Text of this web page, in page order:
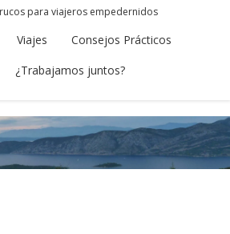
para viajeros empedernidos
Viajes
Consejos Prácticos
¿Trabajamos juntos?